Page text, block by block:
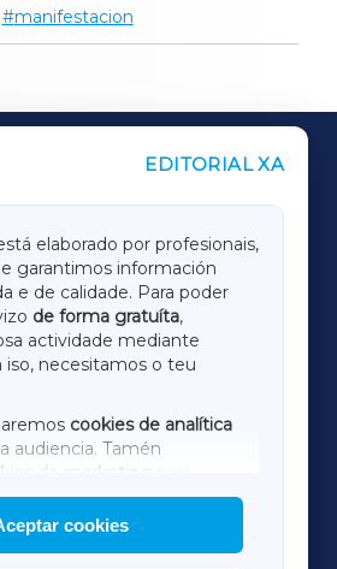
manifestacion
EDITORIAL XA
elaborado por profesionais,
garantimos información
e de calidade. Para poder
de forma gratuíta,
actividade mediante
iso, necesitamos o teu
cookies de analítica
audiencia. Tamén
de marketing
de terceiros.
personalizar a elección das
permitir.
cookies
LUGOXA
TERRACHAXA
AMARIÑAXA